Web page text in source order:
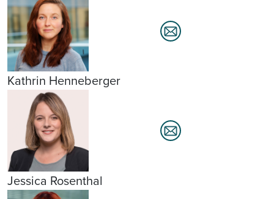
Kathrin Henneberger
Jessica Rosenthal